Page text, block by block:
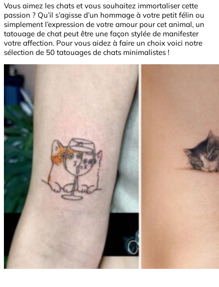
Vous aimez les chats et vous souhaitez immortaliser cette
passion ? Qu’il s’agisse d’un hommage à votre petit félin ou
simplement l’expression de votre amour pour cet animal, un
tatouage de chat peut être une façon stylée de manifester
votre affection. Pour vous aidez à faire un choix voici notre
sélection de 50 tatouages de chats minimalistes !